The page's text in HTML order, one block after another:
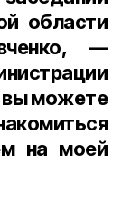
области
—
вы можете
на моей